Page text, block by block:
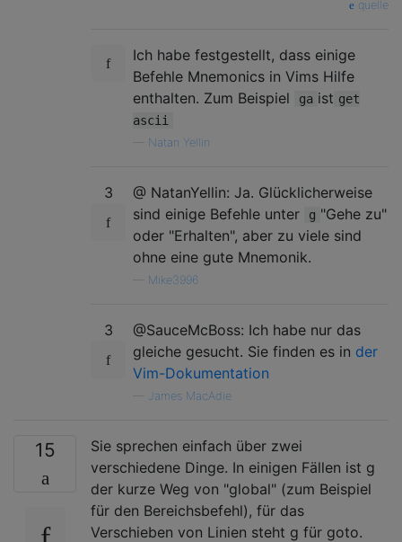
quelle
Ich habe festgestellt, dass einige
Befehle Mnemonics in Vims Hilfe
enthalten. Zum Beispiel
ga ist get
ascii
Natan Yellin
3
@ NatanYellin: Ja. Glücklicherweise
sind einige Befehle unter
g "Gehe zu"
oder "Erhalten", aber zu viele sind
ohne eine gute Mnemonik.
Mike3996
3
@SauceMcBoss: Ich habe nur das
gleiche gesucht. Sie finden es in der
Vim-Dokumentation
James MacAdie
15
Sie sprechen einfach über zwei
verschiedene Dinge. In einigen Fällen ist g
der kurze Weg von "global" (zum Beispiel
für den Bereichsbefehl), für das
Verschieben von Linien steht g für goto.